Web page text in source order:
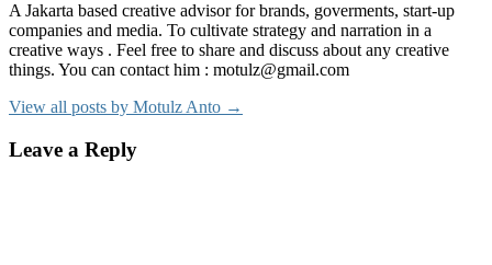
A Jakarta based creative advisor for brands, goverments, start-up
companies and media. To cultivate strategy and narration in a
creative ways . Feel free to share and discuss about any creative
things. You can contact him : motulz@gmail.com
View all posts by Motulz Anto →
Leave a Reply